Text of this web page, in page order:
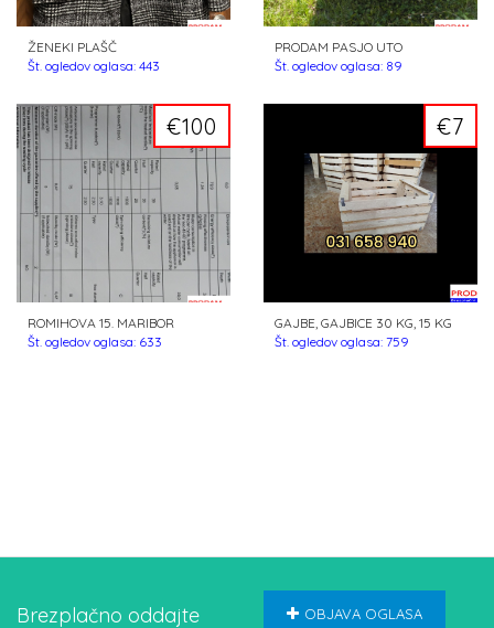
ŽENEKI PLAŠČ
Št. ogledov oglasa: 443
PRODAM PASJO UTO
Št. ogledov oglasa: 89
€100
ROMIHOVA 15. MARIBOR
Št. ogledov oglasa: 633
€7
GAJBE, GAJBICE 30 KG, 15 KG
Št. ogledov oglasa: 759
Brezplačno oddajte OBJAVA OGLASA